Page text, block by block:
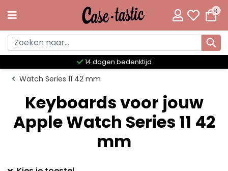
0
14 dagen bedenktijd
Watch Series 11 42 mm
Keyboards voor jouw
Apple Watch Series 11 42
mm